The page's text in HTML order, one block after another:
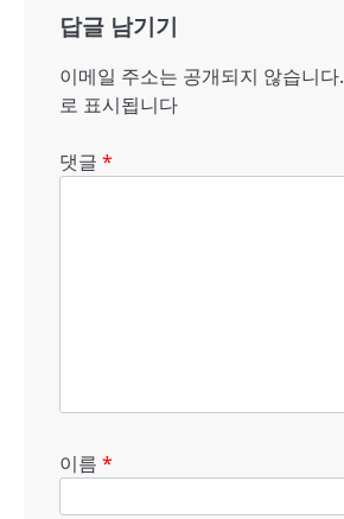
답글 남기기
이메일 주소는 공개되지 않습니다.
로 표시됩니다
댓글 *
이름 *